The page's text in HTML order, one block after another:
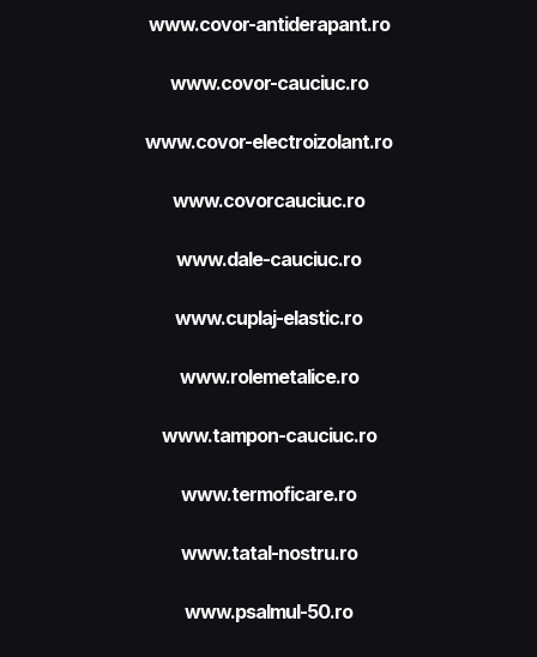
www.covor-antiderapant.ro
www.covor-cauciuc.ro
www.covor-electroizolant.ro
www.covorcauciuc.ro
www.dale-cauciuc.ro
www.cuplaj-elastic.ro
www.rolemetalice.ro
www.tampon-cauciuc.ro
www.termoficare.ro
www.tatal-nostru.ro
www.psalmul-50.ro